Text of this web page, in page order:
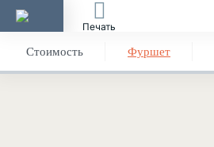
Печать
Стоимость Фуршет